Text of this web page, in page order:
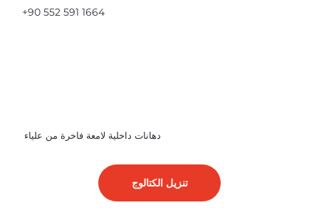
+90 552 591 1664
دهانات داخلية لامعة فاخرة من علياء
تنزيل الكتالوج